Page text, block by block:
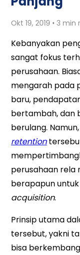
Okt 19, 2019 • 3 min
Kebanyakan
sangat fokus
perusahaan.
mengarah pada
baru,
bertambah, dan
berulang.
retention
perusahaan rela
berapapun
acquisition.
Prinsip utama
tersebut, yakni
bisa